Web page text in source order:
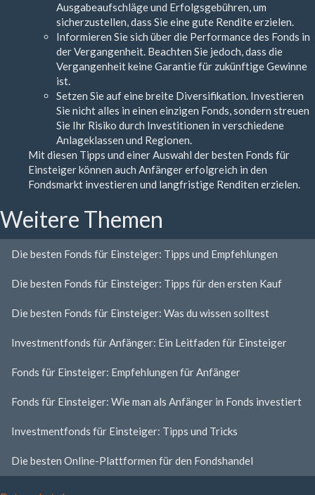
Ausgabeaufschläge und Erfolgsgebühren, um
sicherzustellen, dass Sie eine gute Rendite erzielen.
Informieren Sie sich über die Performance des Fonds in
der Vergangenheit. Beachten Sie jedoch, dass die
Vergangenheit keine Garantie für zukünftige Gewinne
ist.
Setzen Sie auf eine breite Diversifikation. Investieren
Sie nicht alles in einen einzigen Fonds, sondern streuen
Sie Ihr Risiko durch Investitionen in verschiedene
Anlageklassen und Regionen.
Mit diesen Tipps und einer Auswahl der besten Fonds für
Einsteiger können auch Anfänger erfolgreich in den
Fondsmarkt investieren und langfristige Renditen erzielen.
Weitere Themen
Die besten Fonds für Einsteiger: Tipps und Empfehlungen
Die besten Fonds für Einsteiger: Tipps für den ersten Kauf
Die besten Fonds für Einsteiger: Was du wissen solltest
Investmentfonds für Anfänger: Ein Leitfaden für Einsteiger
Fonds für Einsteiger: Empfehlungen für Anfänger
Fonds für Einsteiger: Wie man als Anfänger in Fonds investiert
Investmentfonds für Einsteiger: Tipps und Tricks
Die besten Online-Plattformen für den Fondshandel